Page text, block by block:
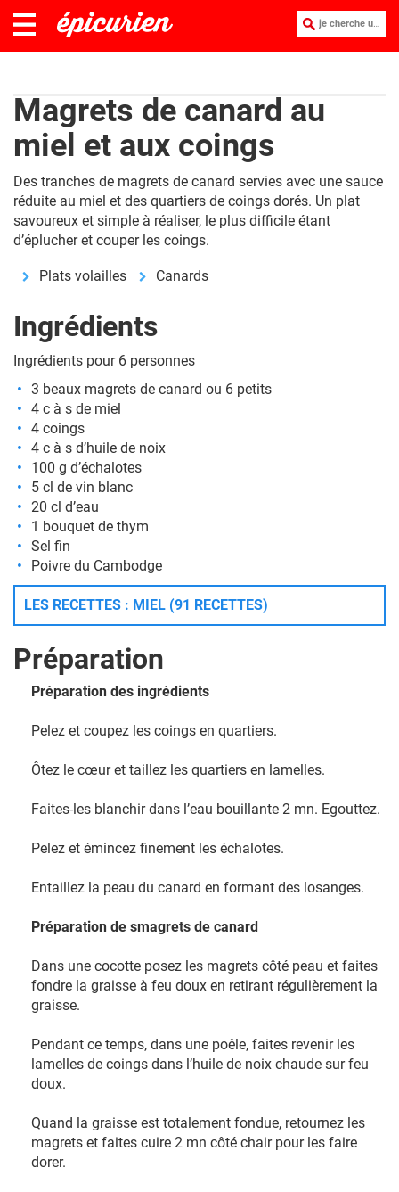
je cherche une recette :
Magrets de canard au
miel et aux coings
Des tranches de magrets de canard servies avec une sauce
réduite au miel et des quartiers de coings dorés. Un plat
savoureux et simple à réaliser, le plus difficile étant
d’éplucher et couper les coings.
Plats volailles Canards
Ingrédients
Ingrédients pour 6 personnes
3 beaux magrets de canard ou 6 petits
4 c à s de miel
4 coings
4 c à s d’huile de noix
100 g d’échalotes
5 cl de vin blanc
20 cl d’eau
1 bouquet de thym
Sel fin
Poivre du Cambodge
LES RECETTES : MIEL (91 RECETTES)
Préparation
Préparation des ingrédients
Pelez et coupez les coings en quartiers.
Ôtez le cœur et taillez les quartiers en lamelles.
Faites-les blanchir dans l’eau bouillante 2 mn. Egouttez.
Pelez et émincez finement les échalotes.
Entaillez la peau du canard en formant des losanges.
Préparation de smagrets de canard
Dans une cocotte posez les magrets côté peau et faites
fondre la graisse à feu doux en retirant régulièrement la
graisse.
Pendant ce temps, dans une poêle, faites revenir les
lamelles de coings dans l’huile de noix chaude sur feu
doux.
Quand la graisse est totalement fondue, retournez les
magrets et faites cuire 2 mn côté chair pour les faire
dorer.